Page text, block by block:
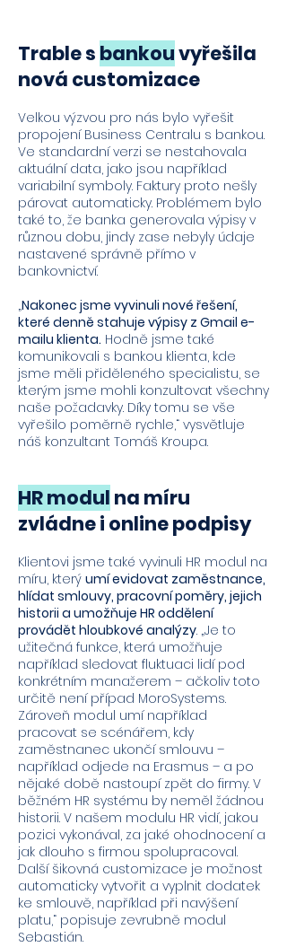
Trable s bankouvyřešila
nová customizace
Velkou výzvou pro nás bylo vyřešit
propojení Business Centralu s bankou.
Ve standardní verzi se nestahovala
aktuální data, jako jsou například
variabilní symboly. Faktury proto nešly
párovat automaticky. Problémem bylo
také to, že banka generovala výpisy v
různou dobu, jindy zase nebyly údaje
nastavené správně přímo v
bankovnictví.
„Nakonec jsme vyvinuli nové řešení,
které denně stahuje výpisy z Gmail e-
mailu klienta. Hodně jsme také
komunikovali s bankou klienta, kde
jsme měli přiděleného specialistu, se
kterým jsme mohli konzultovat všechny
naše požadavky. Díky tomu se vše
vyřešilo poměrně rychle,“ vysvětluje
náš konzultant Tomáš Kroupa.
HR modul na míru
zvládne i online podpisy
Klientovi jsme také vyvinuli HR modul na
míru, který umí evidovat zaměstnance,
hlídat smlouvy, pracovní poměry, jejich
historii a umožňuje HR oddělení
provádět hloubkové analýzy. „Je to
užitečná funkce, která umožňuje
například sledovat fluktuaci lidí pod
konkrétním manažerem – ačkoliv toto
určitě není případ MoroSystems.
Zároveň modul umí například
pracovat se scénářem, kdy
zaměstnanec ukončí smlouvu –
například odjede na Erasmus – a po
nějaké době nastoupí zpět do firmy. V
běžném HR systému by neměl žádnou
historii. V našem modulu HR vidí, jakou
pozici vykonával, za jaké ohodnocení a
jak dlouho s firmou spolupracoval.
Další šikovná customizace je možnost
automaticky vytvořit a vyplnit dodatek
ke smlouvě, například při navýšení
platu,“ popisuje zevrubně modul
Sebastián.